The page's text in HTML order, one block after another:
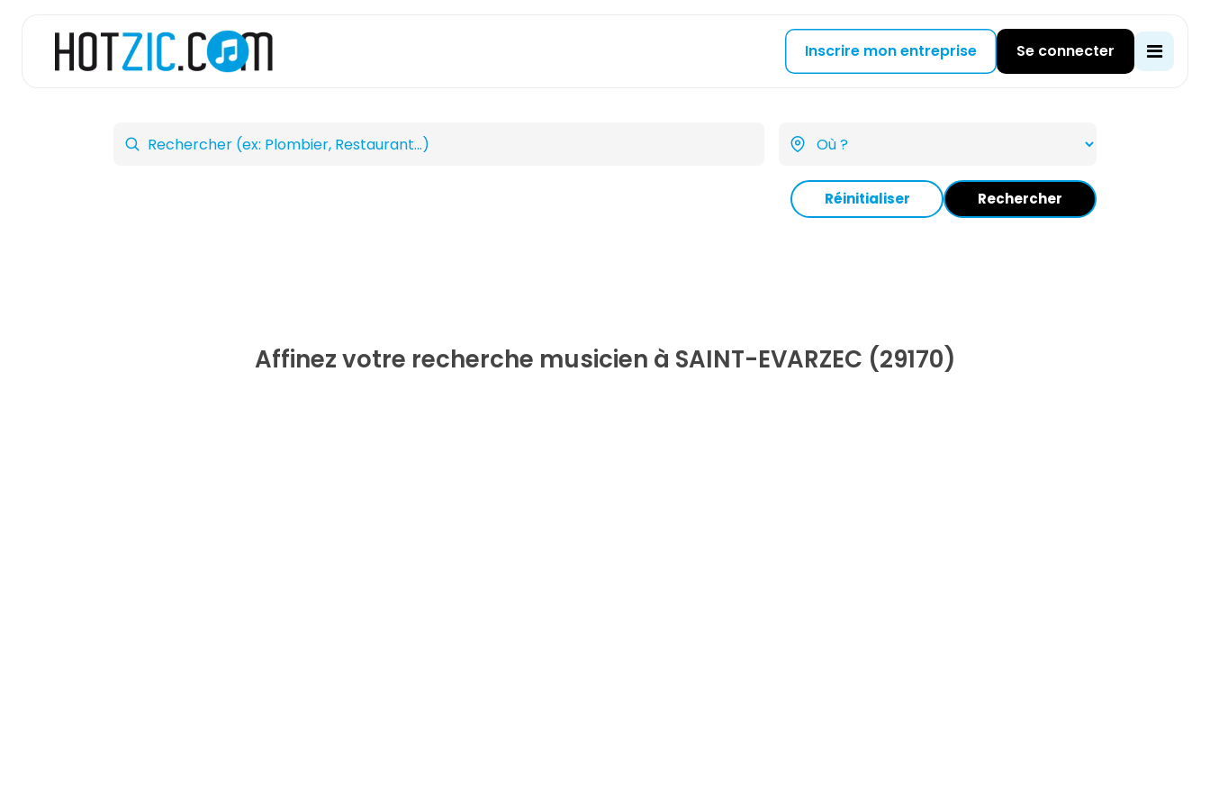
Inscrire mon entreprise Se connecter
Réinitialiser Rechercher
Affinez votre recherche musicien à SAINT-EVARZEC (29170)